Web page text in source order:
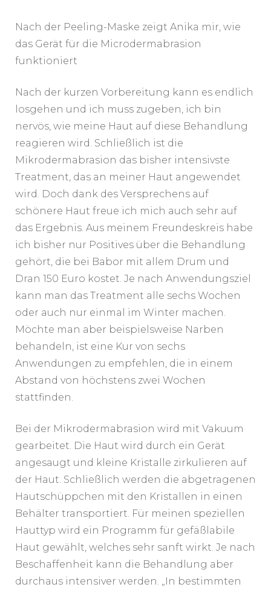
Nach der Peeling-Maske zeigt Anika mir, wie
das Gerät für die Microdermabrasion
funktioniert
Nach der kurzen Vorbereitung kann es endlich
losgehen und ich muss zugeben, ich bin
nervös, wie meine Haut auf diese Behandlung
reagieren wird. Schließlich ist die
Mikrodermabrasion das bisher intensivste
Treatment, das an meiner Haut angewendet
wird. Doch dank des Versprechens auf
schönere Haut freue ich mich auch sehr auf
das Ergebnis. Aus meinem Freundeskreis habe
ich bisher nur Positives über die Behandlung
gehört, die bei Babor mit allem Drum und
Dran 150 Euro kostet. Je nach Anwendungsziel
kann man das Treatment alle sechs Wochen
oder auch nur einmal im Winter machen.
Möchte man aber beispielsweise Narben
behandeln, ist eine Kur von sechs
Anwendungen zu empfehlen, die in einem
Abstand von höchstens zwei Wochen
stattfinden.
Bei der Mikrodermabrasion wird mit Vakuum
gearbeitet. Die Haut wird durch ein Gerät
angesaugt und kleine Kristalle zirkulieren auf
der Haut. Schließlich werden die abgetragenen
Hautschüppchen mit den Kristallen in einen
Behälter transportiert. Für meinen speziellen
Hauttyp wird ein Programm für gefäßlabile
Haut gewählt, welches sehr sanft wirkt. Je nach
Beschaffenheit kann die Behandlung aber
durchaus intensiver werden. „In bestimmten